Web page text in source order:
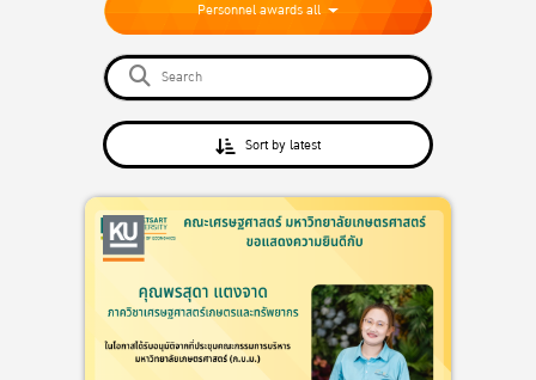
Personnel awards all
Sort by latest